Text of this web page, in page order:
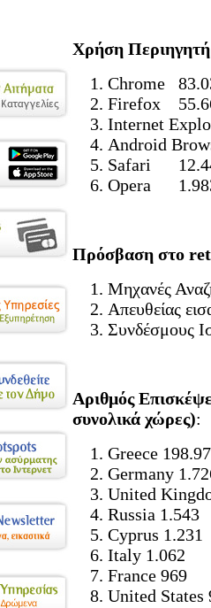
Χρήση Περιηγητή
Chrome
Firefox
Internet
Android
Safari
Opera
Πρόσβαση στο
Μηχανές
Απευθείας
Συνδέσμους
Αριθμός
συνολικά χώρες):
Greece
Germany
United
Russia 1.543
Cyprus 1.231
Italy 1.062
France 969
United States